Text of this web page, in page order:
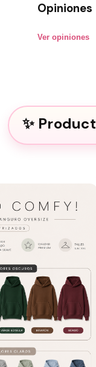
Opiniones
Ver opiniones